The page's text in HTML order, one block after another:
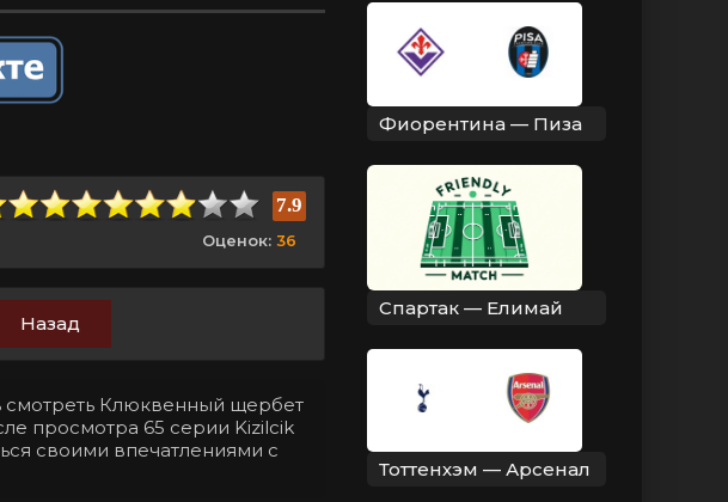
7.9
Оценок: 36
Назад
смотреть Клюквенный щербет
просмотра 65 серии Kizilcik
своими впечатлениями с
Фиорентина — Пиза
Спартак — Елимай
Тоттенхэм — Арсенал